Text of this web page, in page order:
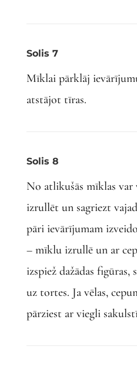
Solis 7
Mīklai pārklāj
atstājot tīras.
Solis 8
No atlikušās mīklas var
izrullēt un sagriezt
pāri ievārījumam
– mīklu izrullē un ar
izspiež dažādas figūras,
uz tortes. Ja vēlas,
pārziest ar viegli